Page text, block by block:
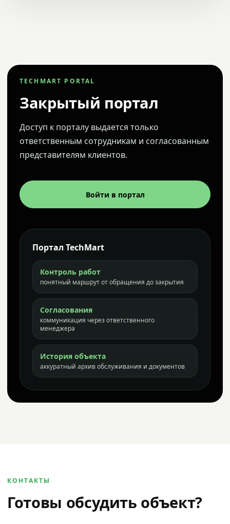
TECHMART PORTAL
Закрытый портал
Доступ к порталу выдается только
ответственным сотрудникам и согласованным
представителям клиентов.
Войти в портал
Портал TechMart
Контроль работ
понятный маршрут от обращения до закрытия
Согласования
коммуникация через ответственного
менеджера
История объекта
аккуратный архив обслуживания и документов
КОНТАКТЫ
Готовы обсудить объект?